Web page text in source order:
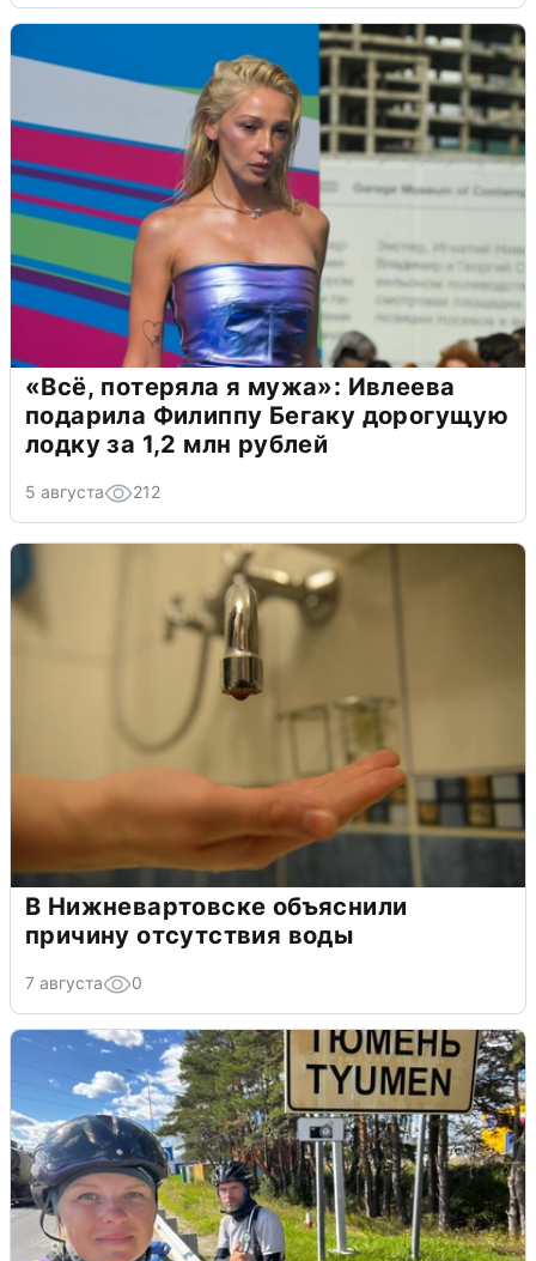
«Всё, потеряла я мужа»: Ивлеева
подарила Филиппу Бегаку дорогущую
лодку за 1,2 млн рублей
5 августа 212
В Нижневартовске объяснили
причину отсутствия воды
7 августа 0